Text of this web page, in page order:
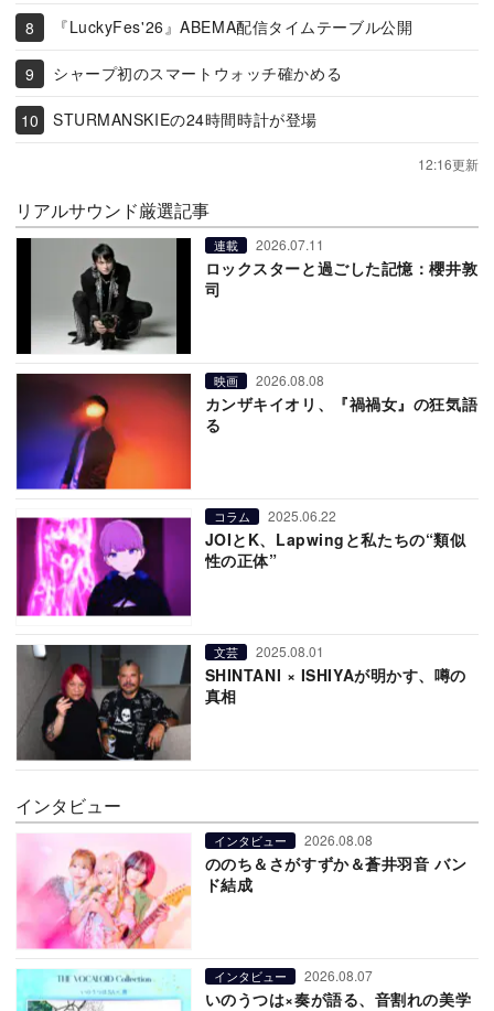
『LuckyFes'26』ABEMA配信タイムテーブル公開
シャープ初のスマートウォッチ確かめる
STURMANSKIEの24時間時計が登場
12:16更新
リアルサウンド厳選記事
連載 2026.07.11
ロックスターと過ごした記憶：櫻井敦
司
映画 2026.08.08
カンザキイオリ、『禍禍女』の狂気語
る
コラム 2025.06.22
JOIとK、Lapwingと私たちの“類似
性の正体”
文芸 2025.08.01
SHINTANI × ISHIYAが明かす、噂の
真相
インタビュー
インタビュー 2026.08.08
ののち＆さがすずか＆蒼井羽音 バン
ド結成
インタビュー 2026.08.07
いのうつは×奏が語る、音割れの美学